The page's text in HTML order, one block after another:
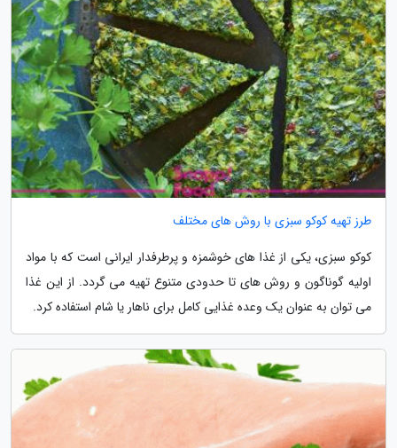
طرز تهیه کوکو سبزی با روش های مختلف
کوکو سبزی، یکی از غذا های خوشمزه و پرطرفدار ایرانی است که با مواد
اولیه گوناگون و روش های تا حدودی متنوع تهیه می گردد. از این غذا
می توان به عنوان یک وعده غذایی کامل برای ناهار یا شام استفاده کرد.